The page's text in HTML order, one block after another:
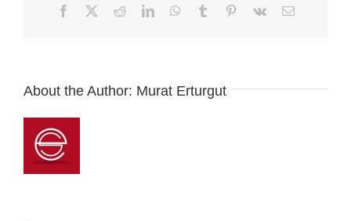
Facebook RedditLinkedInWhatsApp
Tumblr Pinterest
Vk
E-
About the Author: Murat Erturgut